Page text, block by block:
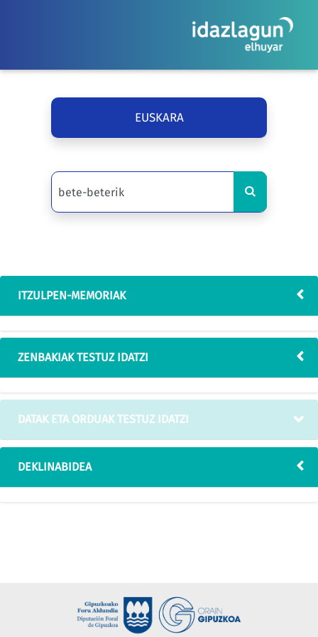
EUSKARA
ITZULPEN-MEMORIAK
ZENBAKIAK TESTUZ IDATZI
DATAK ETA ORDUAK TESTUZ IDATZI
DEKLINABIDEA